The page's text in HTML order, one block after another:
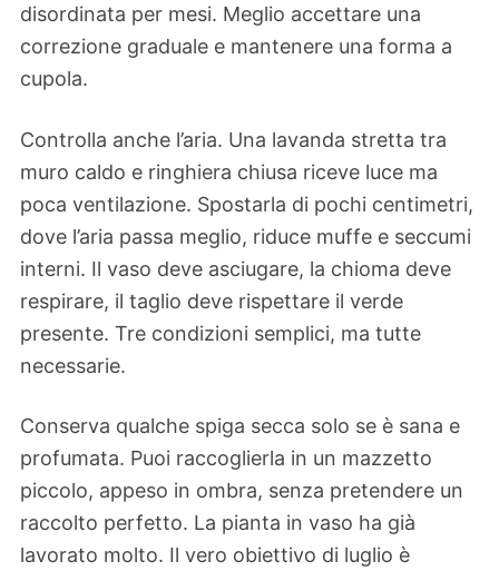
disordinata per mesi. Meglio accettare una
correzione graduale e mantenere una forma a
cupola.
Controlla anche l’aria. Una lavanda stretta tra
muro caldo e ringhiera chiusa riceve luce ma
poca ventilazione. Spostarla di pochi centimetri,
dove l’aria passa meglio, riduce muffe e seccumi
interni. Il vaso deve asciugare, la chioma deve
respirare, il taglio deve rispettare il verde
presente. Tre condizioni semplici, ma tutte
necessarie.
Conserva qualche spiga secca solo se è sana e
profumata. Puoi raccoglierla in un mazzetto
piccolo, appeso in ombra, senza pretendere un
raccolto perfetto. La pianta in vaso ha già
lavorato molto. Il vero obiettivo di luglio è